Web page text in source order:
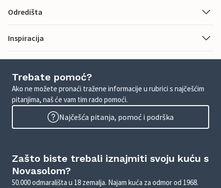
Odredišta
Inspiracija
Trebate pomoć?
Ako ne možete pronaći tražene informacije u rubrici s najčešćim
pitanjima, naš će vam tim rado pomoći.
Najčešća pitanja, pomoć i podrška
Zašto biste trebali iznajmiti svoju kuću s
Novasolom?
50.000 odmarališta u 18 zemalja. Najam kuća za odmor od 1968.